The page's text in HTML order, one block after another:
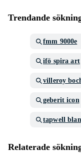
Trendande
fmm 9000e
ifö spira art
villeroy
geberit icon
tapwell
Relaterade